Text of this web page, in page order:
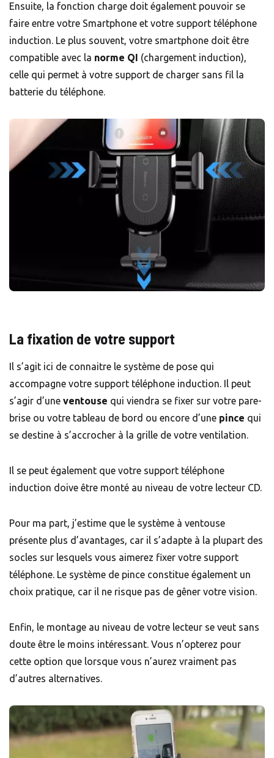
Ensuite, la fonction charge doit également pouvoir se
faire entre votre Smartphone et votre support téléphone
induction. Le plus souvent, votre smartphone doit être
compatible avec la norme QI
(chargement induction),
celle qui permet à votre support de charger sans fil la
batterie du téléphone.
La fixation de votre support
Il s’agit ici de connaitre le système de pose qui
accompagne votre support téléphone induction. Il peut
s’agir d’une ventouse qui viendra se fixer sur votre pare-
brise ou votre tableau de bord ou encore d’une pince qui
se destine à s’accrocher à la grille de votre ventilation.
Il se peut également que votre support téléphone
induction doive être monté au niveau de votre lecteur CD.
Pour ma part, j’estime que le système à ventouse
présente plus d’avantages, car il s’adapte à la plupart des
socles sur lesquels vous aimerez fixer votre support
téléphone. Le système de pince constitue également un
choix pratique, car il ne risque pas de gêner votre vision.
Enfin, le montage au niveau de votre lecteur se veut sans
doute être le moins intéressant. Vous n’opterez pour
cette option que lorsque vous n’aurez vraiment pas
d’autres alternatives.